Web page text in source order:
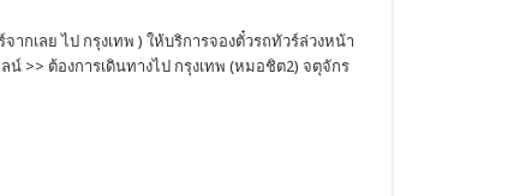
ากเลย ไป กรุงเทพ ) ให้บริการจองตั๋วรถทัวร์ล่วงหน้า
>> ต้องการเดินทางไป กรุงเทพ (หมอชิต2) จตุจักร